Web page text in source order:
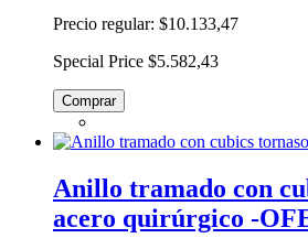
Precio regular: $10.133,47
Special Price $5.582,43
Comprar
Anillo tramado con
acero quirúrgico -